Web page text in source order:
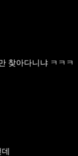
찾아다니냐 ㅋㅋㅋ